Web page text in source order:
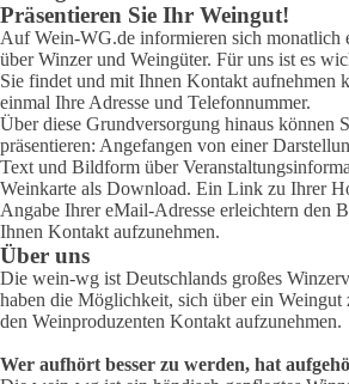
Präsentieren Sie Ihr Weingut!
Auf Wein-WG.de informieren sich monatlich
über Winzer und Weingüter. Für uns ist es
Sie findet und mit Ihnen Kontakt aufnehmen
einmal Ihre Adresse und Telefonnummer.
Über diese Grundversorgung hinaus können
präsentieren: Angefangen von einer
Text und Bildform über
Weinkarte als Download. Ein Link zu Ihrer
Angabe Ihrer eMail-Adresse erleichtern den
Ihnen Kontakt aufzunehmen.
Über uns
Die wein-wg ist Deutschlands großes
haben die Möglichkeit, sich über ein
den Weinproduzenten Kontakt aufzunehmen.
Wer aufhört besser zu werden, hat